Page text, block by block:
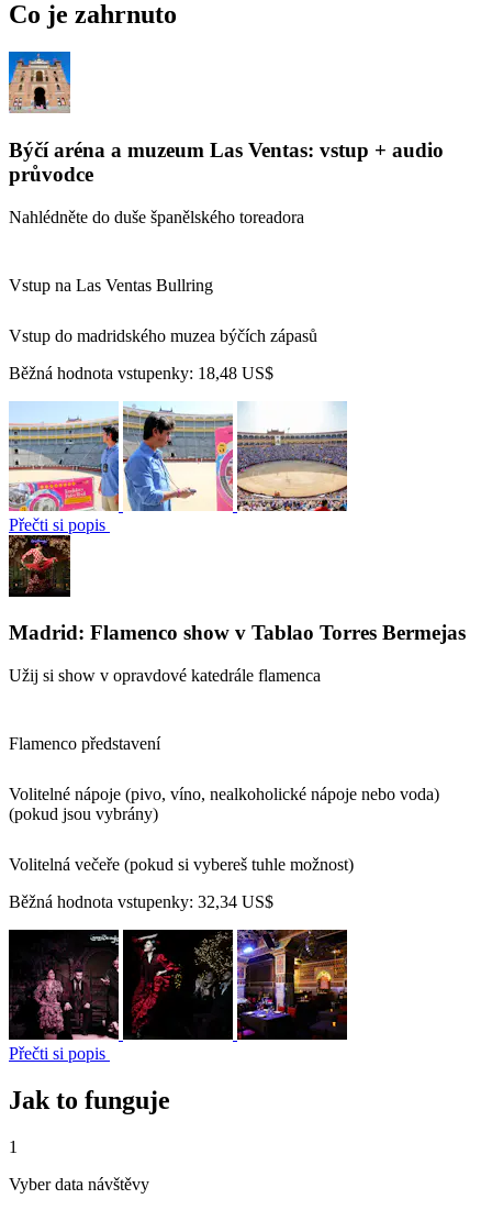
Co je zahrnuto
Býčí aréna a muzeum Las Ventas: vstup + audio
průvodce
Nahlédněte do duše španělského toreadora
Vstup na Las Ventas Bullring
Vstup do madridského muzea býčích zápasů
Běžná hodnota vstupenky: 18,48 US$
Přečti si popis
Madrid: Flamenco show v Tablao Torres Bermejas
Užij si show v opravdové katedrále flamenca
Flamenco představení
Volitelné nápoje (pivo, víno, nealkoholické nápoje nebo voda)
(pokud jsou vybrány)
Volitelná večeře (pokud si vybereš tuhle možnost)
Běžná hodnota vstupenky: 32,34 US$
Přečti si popis
Jak to funguje
1
Vyber data návštěvy